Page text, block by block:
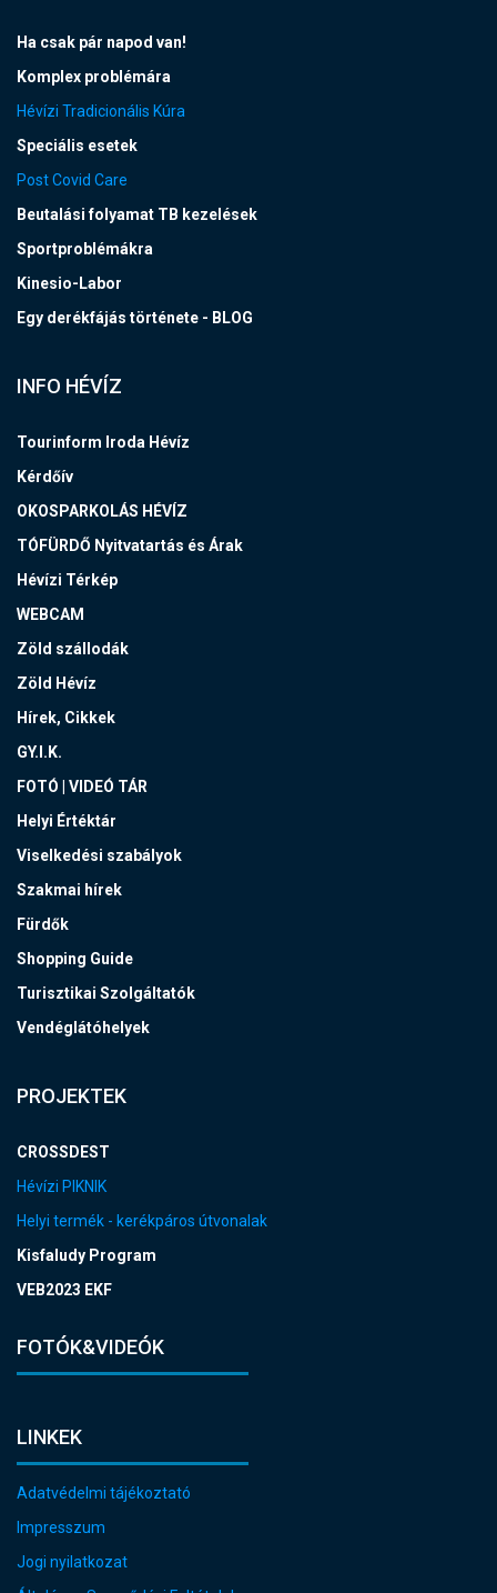
Ha csak pár napod van!
Komplex problémára
Hévízi Tradicionális Kúra
Speciális esetek
Post Covid Care
Beutalási folyamat TB kezelések
Sportproblémákra
Kinesio-Labor
Egy derékfájás története - BLOG
INFO HÉVÍZ
Tourinform Iroda Hévíz
Kérdőív
OKOSPARKOLÁS HÉVÍZ
TÓFÜRDŐ Nyitvatartás és Árak
Hévízi Térkép
WEBCAM
Zöld szállodák
Zöld Hévíz
Hírek, Cikkek
GY.I.K.
FOTÓ | VIDEÓ TÁR
Helyi Értéktár
Viselkedési szabályok
Szakmai hírek
Fürdők
Shopping Guide
Turisztikai Szolgáltatók
Vendéglátóhelyek
PROJEKTEK
CROSSDEST
Hévízi PIKNIK
Helyi termék - kerékpáros útvonalak
Kisfaludy Program
VEB2023 EKF
FOTÓK&VIDEÓK
LINKEK
Adatvédelmi tájékoztató
Impresszum
Jogi nyilatkozat